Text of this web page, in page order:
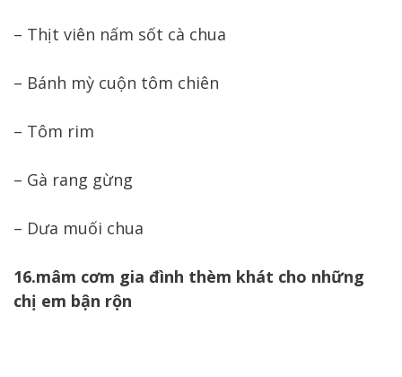
– Thịt viên nấm sốt cà chua
– Bánh mỳ cuộn tôm chiên
– Tôm rim
– Gà rang gừng
– Dưa muối chua
16.mâm cơm gia đình thèm khát cho những
chị em bận rộn